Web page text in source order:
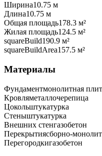
Ширина10.75 м
Длина10.75 м
Общая площадь178.3 м²
Жилая площадь124.5 м²
squareBuild190.9 м²
squareBuildArea157.5 м²
Материалы
Фундаментмонолитная
Кровляметаллочерепица
Цокольштукатурка
Стеныштукатурка
Внешних стенгазобетон
Перекрытиясборно-
Перегородкигазобетон